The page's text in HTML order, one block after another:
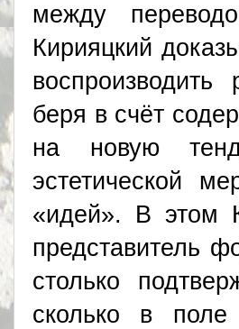
между
Кирияцкий
беря в счёт
на новую
эстетической
«идей». В этом
представитель
столько
сколько в поле